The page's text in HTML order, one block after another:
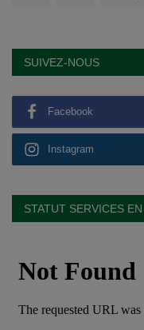
SUIVEZ-NOUS
Facebook
Instagram
STATUT SERVICES